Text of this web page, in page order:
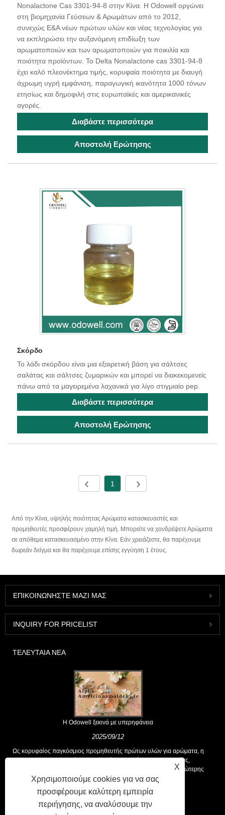
Nonalactone Cas 3301-94-8 στην Κίνα. Η Odowell οργώνει
στη βιομηχανία Γεύσεων & Αρωμάτων από το 2012,
συνεχώς Ε&Α νέων πρώτων υλών και νέας τεχνολογίας για
να εκπληρώσει την αυξανόμενη επιδίωξη των
αρωματοποιών και των αρωματοποιών για ποικιλία και
ποιότητα προϊόντων. Το Delta Nonalactone cas 3301-94-8
έχει καλό πλεονέκτημα τιμής, κορυφαία ποιότητα με διαυγή
άχρωμη υγρή εμφάνιση, παραγωγική ικανότητα 1000 τόνων
ετησίως και δημοφιλή στις ευρωπαϊκές και αμερικανικές
αγορές.
Διαβάστε περισσότερα
Αποστολή Ερώτησης
Σκόρδο
Το λάδι σκόρδου είναι μια εξαιρετική βάση για σάλτσες
σαλάτας και σάλτσες ζυμαρικών και μπορεί να διακεκομενείς
πάνω από τα μαγειρεμένα λαχανικά για λίγο στιγμιαίο pep.
Διαβάστε περισσότερα
Αποστολή Ερώτησης
1
Από την Κίνα, υψηλής ποιότητας Αρώματα κατασκευαστές και
προμηθευτές προσφέρουν χαμηλή τιμή. Μπορείτε να χονδρέψετε Αρώματα
σε απόθεμα κατασκευασμένο στην Κίνα. Εάν χρειάζεστε, θα παρέχουμε
δωρεάν δείγμα και θα παρέχουμε επίσης εγγύηση 1 έτους.
ΕΠΙΚΟΙΝΩΝΉΣΤΕ ΜΑΖΊ ΜΑΣ
INQUIRY FOR PRICELIST
ΤΕΛΕΥΤΑΊΑ ΝΈΑ
Η Odowell ξεκινά με υπερηφάνεια
2025/09/12
Ως κορυφαίος παγκόσμιος προμηθευτής πρώτων υλών για αρώματα, η
Odowell υποστηρίζει μια βασική φιλοσοφία της "καινοτομίας,
επικεντρωμένης στην ποιότητα", που παρέχει σταθερά λύσεις ανώτερης
αρωτικής στους πελάτες παγκοσμίως.
X
Χρησιμοποιούμε cookies για να σας
προσφέρουμε καλύτερη εμπειρία
περιήγησης, να αναλύσουμε την